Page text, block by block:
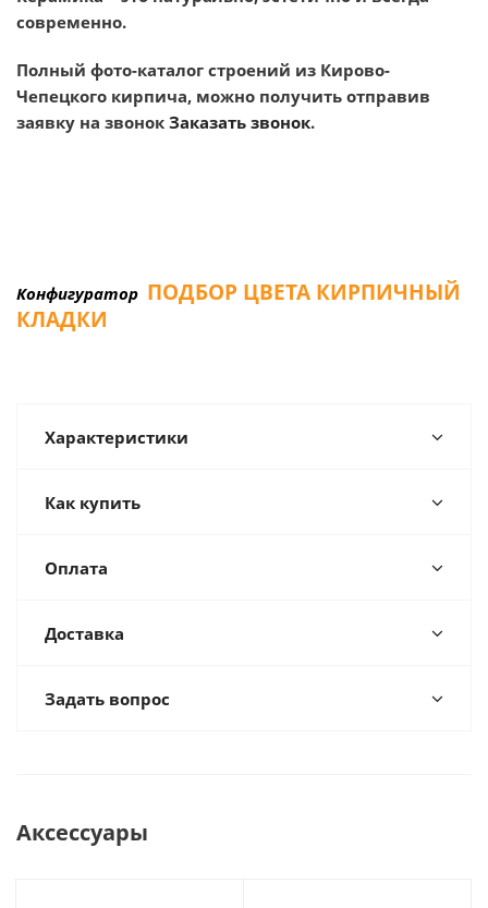
современно.
Полный фото-каталог строений из Кирово-
Чепецкого кирпича, можно получить отправив
заявку на звонок Заказать звонок.
Конфигуратор ПОДБОР ЦВЕТА КИРПИЧНЫЙ
КЛАДКИ
Характеристики
Как купить
Оплата
Доставка
Задать вопрос
Аксессуары